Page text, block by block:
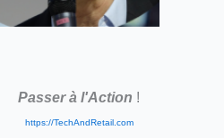
Passer à l'Action !
https://TechAndRetail.com